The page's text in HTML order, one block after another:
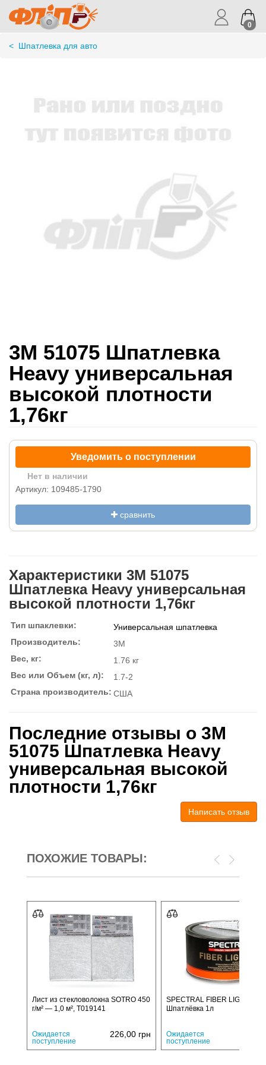
0
< Шпатлевка для авто
3M 51075 Шпатлевка
Heavy универсальная
высокой плотности
1,76кг
Уведомить о поступлении
Нет в наличии
Артикул: 109485-1790
сравнить
Характеристики 3M 51075
Шпатлевка Heavy универсальная
высокой плотности 1,76кг
Тип шпаклевки:
Универсальная шпатлевка
Производитель:
3M
Вес, кг:
1.76 кг
Вес или Объем (кг, л):
1.7-2
Страна производитель: США
Последние отзывы о 3M
51075 Шпатлевка Heavy
универсальная высокой
плотности 1,76кг
Написать отзыв
ПОХОЖИЕ ТОВАРЫ:
Лист из стекловолокна SOTRO 450
г/м² — 1,0 м², T019141
Ожидается
поступление
226,00 грн
SPECTRAL FIBER LIGHT
Шпатлёвка 1л
Ожидается
поступление